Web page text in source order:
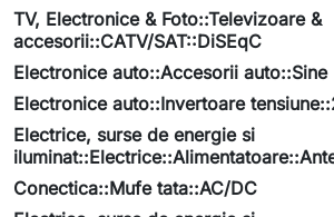
TV, Electronice & Foto::Televizoare &
accesorii::CATV/SAT::DiSEqC
Electronice auto::Accesorii auto::Sine
Electronice auto::Invertoare
Electrice, surse de energie si
Conectica::Mufe tata::AC/DC